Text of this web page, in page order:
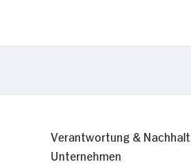
Verantwortung &
Unternehmen